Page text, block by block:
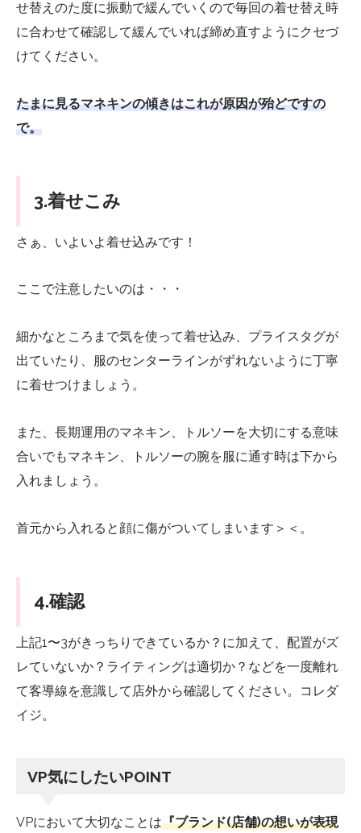
せ替えのた度に振動で緩んでいくので毎回の着せ替え時
に合わせて確認して緩んでいれば締め直すようにクセづ
けてください。
たまに見るマネキンの傾きはこれが原因が殆どですの
で。
3.着せこみ
さぁ、いよいよ着せ込みです！
ここで注意したいのは・・・
細かなところまで気を使って着せ込み、プライスタグが
出ていたり、服のセンターラインがずれないように丁寧
に着せつけましょう。
また、長期運用のマネキン、トルソーを大切にする意味
合いでもマネキン、トルソーの腕を服に通す時は下から
入れましょう。
首元から入れると顔に傷がついてしまいます＞＜。
4.確認
上記1〜3がきっちりできているか？に加えて、配置がズ
レていないか？ライティングは適切か？などを一度離れ
て客導線を意識して店外から確認してください。コレダ
イジ。
VP気にしたいPOINT
VPにおいて大切なことは『ブランド(店舗)の想いが表現